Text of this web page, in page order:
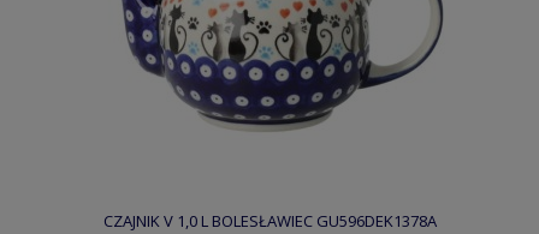
CZAJNIK V 1,0 L BOLESŁAWIEC GU596DEK1378A